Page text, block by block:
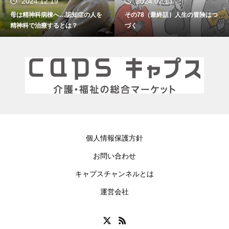
その78（最終話）人生の冒険はつ
づく
その77 振り返れば笑門来福
個人情報保護方針
お問い合わせ
キャプスチャンネルとは
運営会社